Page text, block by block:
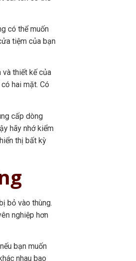
có thể muốn
tiệm của bạn
và thiết kế của
hai mặt. Có
cấp dòng
hãy nhớ kiểm
thị bất kỳ
bỏ vào thùng.
nghiệp hơn
bạn muốn
nhau bao